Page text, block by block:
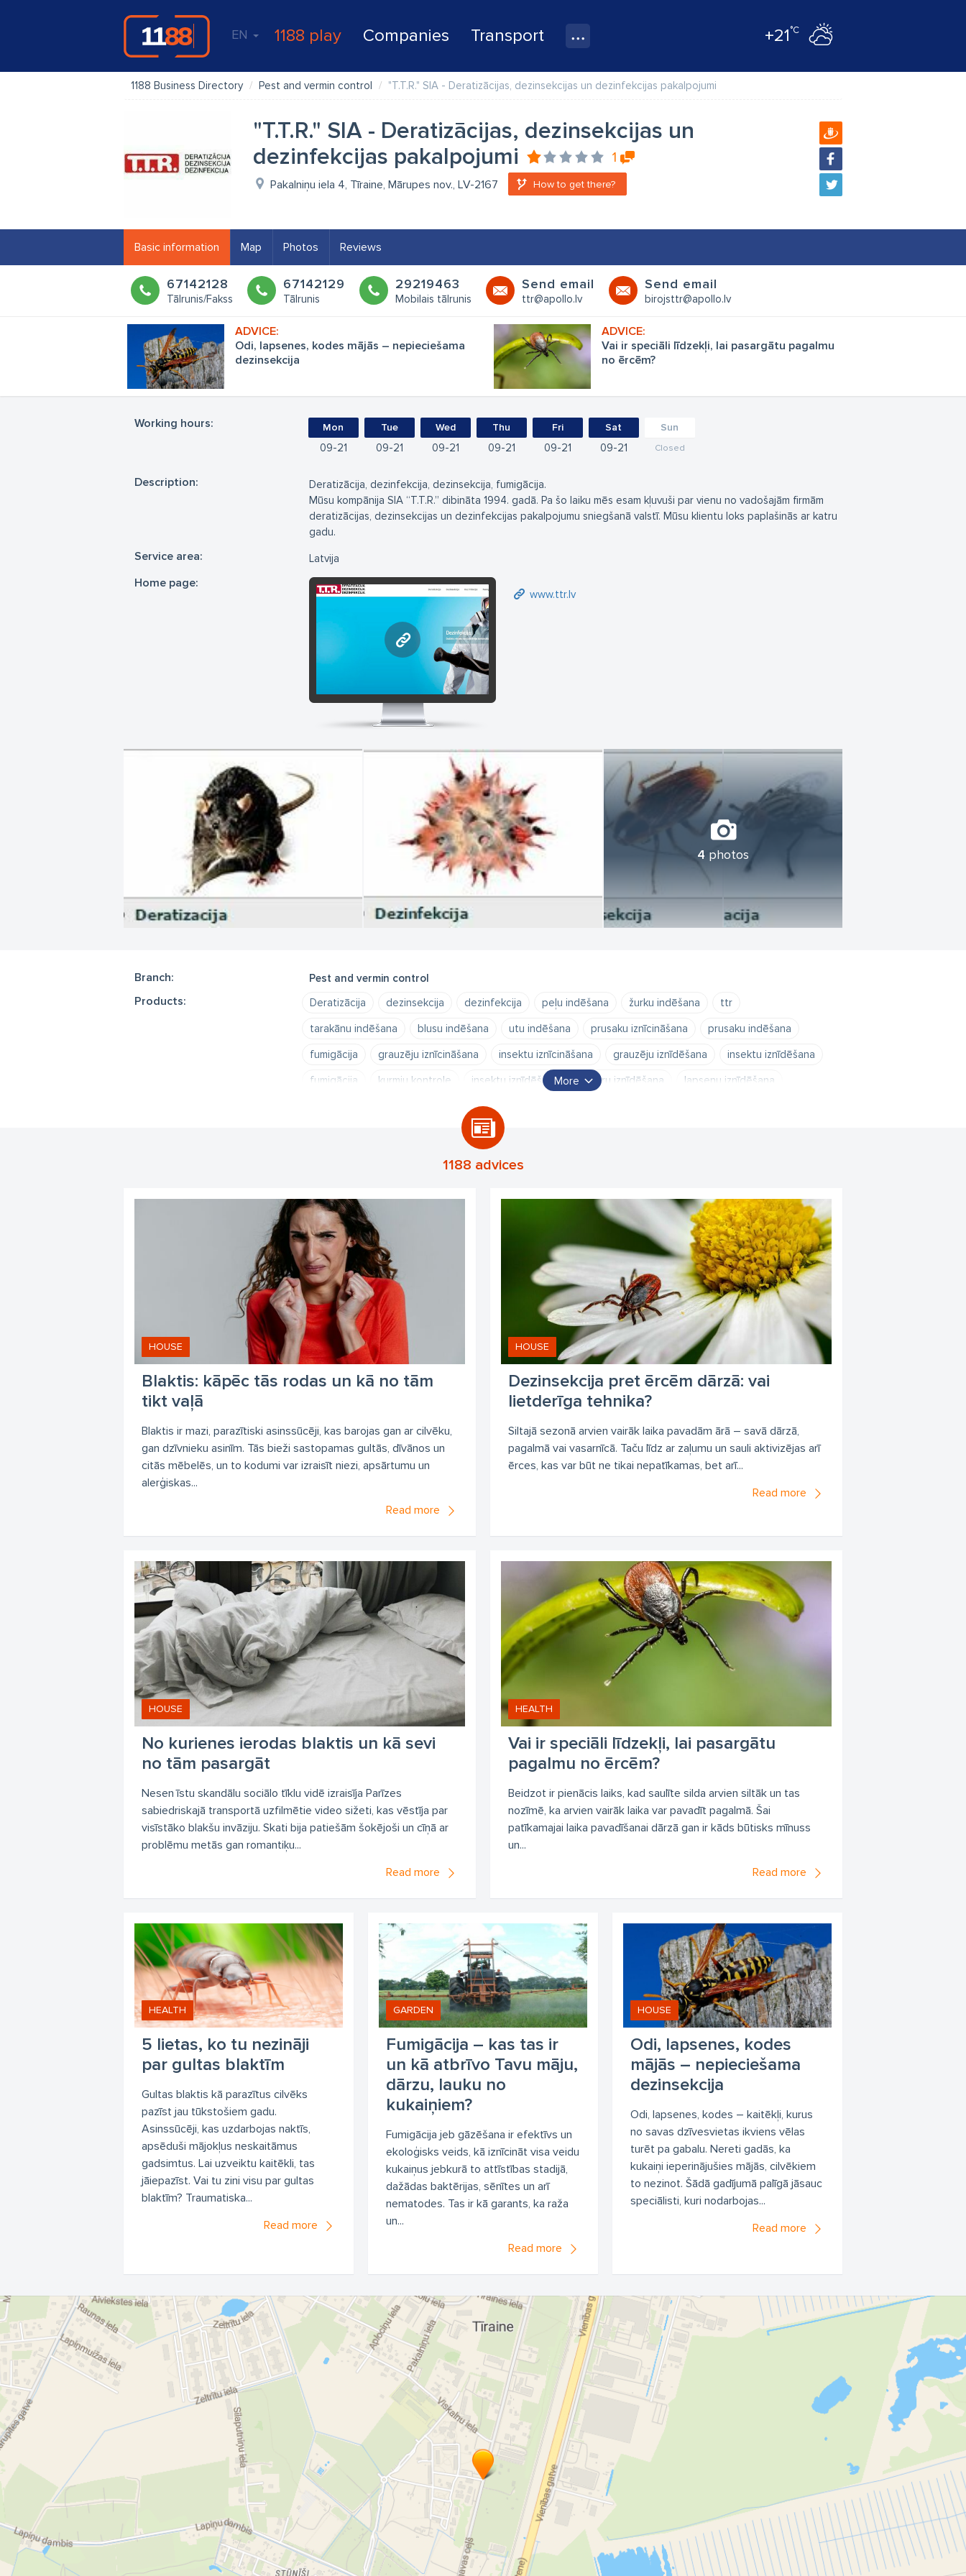
EN 1188 play Companies Transport +21°C
1188 Business Directory Pest and vermin control "T.T.R." SIA - Deratizācijas, dezinsekcijas un dezinfekcijas pakalpojumi
"T.T.R." SIA - Deratizācijas, dezinsekcijas un
dezinfekcijas pakalpojumi
1
Pakalniņu iela 4, Tīraine, Mārupes nov., LV-2167 How to get there?
Basic information Map Photos Reviews
67142128
Tālrunis/Fakss
67142129
Tālrunis
29219463
Mobilais tālrunis
Send email
ttr@apollo.lv
Send email
birojsttr@apollo.lv
Odi, lapsenes, kodes mājās – nepieciešama
dezinsekcija
Vai ir speciāli līdzekļi, lai pasargātu pagalmu
no ērcēm?
Working hours: Mon
09 21
Tue
09 21
Wed
09 21
Thu
09 21
Fri
09 21
Sat
09 21
Sun
Closed
Description:
Deratizācija, dezinfekcija, dezinsekcija, fumigācija.
Mūsu kompānija SIA “T.T.R.” dibināta 1994. gadā. Pa šo laiku mēs esam kļuvuši par vienu no vadošajām firmām
deratizācijas, dezinsekcijas un dezinfekcijas pakalpojumu sniegšanā valstī. Mūsu klientu loks paplašinās ar katru
gadu.
Service area: Latvija
Home page:
www.ttr.lv
www.ttr.lv
4 photos
Branch: Pest and vermin control
Products: Deratizācija dezinsekcija dezinfekcija peļu indēšana žurku indēšana
ttr
tarakānu indēšana
blusu indēšana utu indēšana prusaku iznīcināšana
prusaku indēšana
fumigācija
grauzēju iznīcināšana insektu iznīcināšana grauzēju iznīdēšana
insektu iznīdēšana
fumigācija
kurmju kontrole insektu iznīdēšana skudru iznīdēšana
lapseņu iznīdēšana
siseņu iznīdēšana
pārtikas kodes indēšana
More
1188 advices
Blaktis: kāpēc tās rodas un kā no tām
tikt vaļā
HOUSE
Blaktis ir mazi, parazītiski asinssūcēji, kas barojas gan ar cilvēku,
gan dzīvnieku asinīm. Tās bieži sastopamas gultās, dīvānos un
citās mēbelēs, un to kodumi var izraisīt niezi, apsārtumu un
alerģiskas...
Read more
Dezinsekcija pret ērcēm dārzā: vai
lietderīga tehnika?
HOUSE
Siltajā sezonā arvien vairāk laika pavadām ārā – savā dārzā,
pagalmā vai vasarnīcā. Taču līdz ar zaļumu un sauli aktivizējas arī
ērces, kas var būt ne tikai nepatīkamas, bet arī...
Read more
No kurienes ierodas blaktis un kā sevi
no tām pasargāt
HOUSE
Nesen īstu skandālu sociālo tīklu vidē izraisīja Parīzes
sabiedriskajā transportā uzfilmētie video sižeti, kas vēstīja par
visīstāko blakšu invāziju. Skati bija patiešām šokējoši un cīņā ar
problēmu metās gan romantiķu...
Read more
Vai ir speciāli līdzekļi, lai pasargātu
pagalmu no ērcēm?
HEALTH
Beidzot ir pienācis laiks, kad saulīte silda arvien siltāk un tas
nozīmē, ka arvien vairāk laika var pavadīt pagalmā. Šai
patīkamajai laika pavadīšanai dārzā gan ir kāds būtisks mīnuss
un...
Read more
5 lietas, ko tu nezināji
par gultas blaktīm
HEALTH
Gultas blaktis kā parazītus cilvēks
pazīst jau tūkstošiem gadu.
Asinssūcēji, kas uzdarbojas naktīs,
apsēduši mājokļus neskaitāmus
gadsimtus. Lai uzveiktu kaitēkli, tas
jāiepazīst. Vai tu zini visu par gultas
blaktīm? Traumatiska...
Read more
Fumigācija – kas tas ir
un kā atbrīvo Tavu māju,
dārzu, lauku no
kukaiņiem?
GARDEN
Fumigācija jeb gāzēšana ir efektīvs un
ekoloģisks veids, kā iznīcināt visa veidu
kukaiņus jebkurā to attīstības stadijā,
dažādas baktērijas, sēnītes un arī
nematodes. Tas ir kā garants, ka raža
un...
Read more
Odi, lapsenes, kodes
mājās – nepieciešama
dezinsekcija
HOUSE
Odi, lapsenes, kodes – kaitēkļi, kurus
no savas dzīvesvietas ikviens vēlas
turēt pa gabalu. Nereti gadās, ka
kukaiņi ieperinājušies mājās, cilvēkiem
to nezinot. Šādā gadījumā palīgā jāsauc
speciālisti, kuri nodarbojas...
Read more